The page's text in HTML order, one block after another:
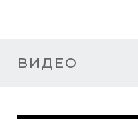
ВИДЕО